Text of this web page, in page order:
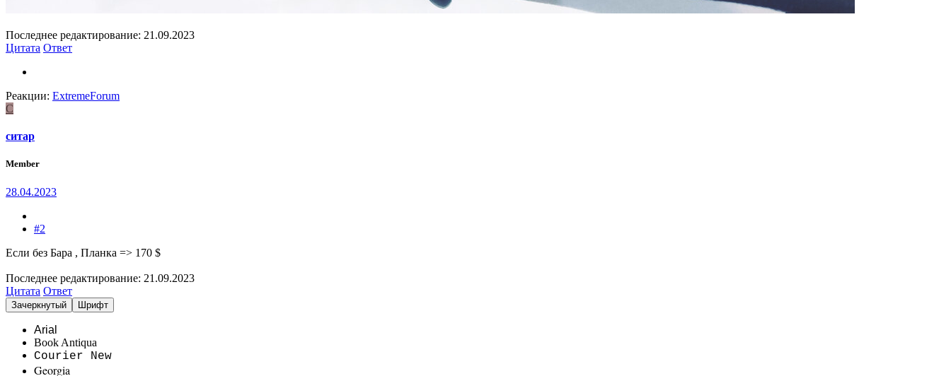
Последнее редактирование: 21.09.2023
Цитата Ответ
Реакции: ExtremeForum
С
ситар
Member
28.04.2023
#2
Если без Бара , Планка => 170 $
Последнее редактирование: 21.09.2023
Цитата Ответ
Зачеркнутый Шрифт
Arial
Book Antiqua
Courier New
Georgia